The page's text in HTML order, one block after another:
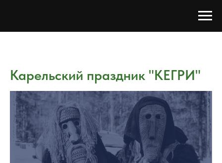
Карельский праздник "КЕГРИ"